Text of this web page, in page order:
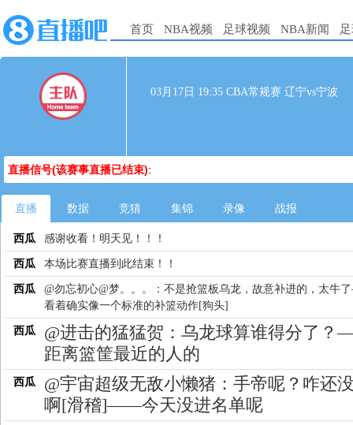
首页 NBA视频 足球视频 NBA新闻
03月17日 19:35 CBA常规赛 辽宁vs宁波
直播信号(该赛事直播已结束):
直播 数据 竞猜 集锦 录像 战报
西瓜 感谢收看！明天见！！！
西瓜 本场比赛直播到此结束！！
西瓜
@勿忘初心@梦。。。：不是抢篮板乌龙，故意补进的，太牛
看着确实像一个标准的补篮动作[狗头]
西瓜
@进击的猛猛贺：乌龙球算谁得分了
距离篮筐最近的人的
西瓜
@宇宙超级无敌小懒猪：手帝呢？咋还
啊[滑稽]——今天没进名单呢